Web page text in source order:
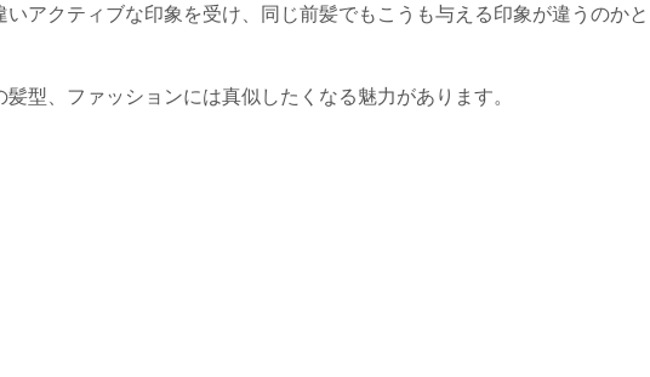
アクティブな印象を受け、同じ前髪でもこうも与える印象が違うのかと
型、ファッションには真似したくなる魅力があります。